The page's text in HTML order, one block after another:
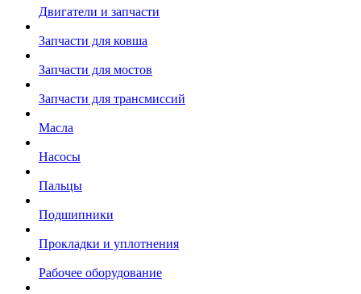
Двигатели и запчасти
Запчасти для ковша
Запчасти для мостов
Запчасти для трансмиссий
Масла
Насосы
Пальцы
Подшипники
Прокладки и уплотнения
Рабочее оборудование